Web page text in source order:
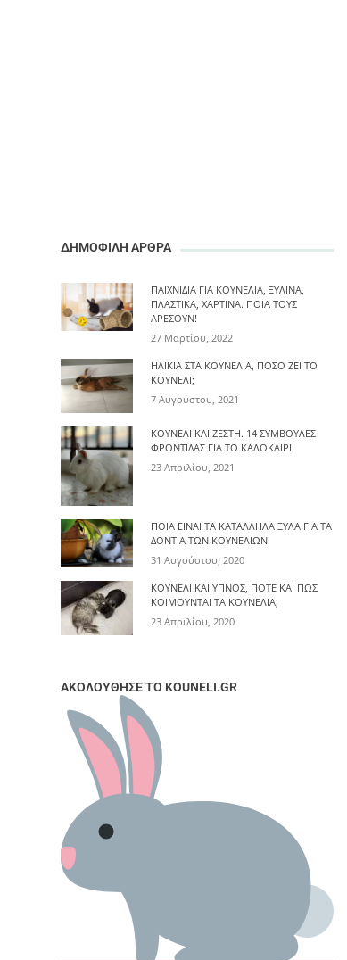
ΔΗΜΟΦΙΛΗ ΑΡΘΡΑ
ΠΑΙΧΝΊΔΙΑ ΓΙΑ ΚΟΥΝΈΛΙΑ, ΞΎΛΙΝΑ,
ΠΛΑΣΤΙΚΆ, ΧΆΡΤΙΝΑ. ΠΟΙΑ ΤΟΥΣ
ΑΡΈΣΟΥΝ!
27 Μαρτίου, 2022
ΗΛΙΚΊΑ ΣΤΑ ΚΟΥΝΈΛΙΑ, ΠΌΣΟ ΖΕΙ ΤΟ
ΚΟΥΝΈΛΙ;
7 Αυγούστου, 2021
ΚΟΥΝΈΛΙ ΚΑΙ ΖΈΣΤΗ. 14 ΣΥΜΒΟΥΛΈΣ
ΦΡΟΝΤΊΔΑΣ ΓΙΑ ΤΟ ΚΑΛΟΚΑΊΡΙ
23 Απριλίου, 2021
ΠΟΙΑ ΕΊΝΑΙ ΤΑ ΚΑΤΆΛΛΗΛΑ ΞΎΛΑ ΓΙΑ ΤΑ
ΔΌΝΤΙΑ ΤΩΝ ΚΟΥΝΕΛΙΏΝ
31 Αυγούστου, 2020
ΚΟΥΝΈΛΙ ΚΑΙ ΎΠΝΟΣ, ΠΌΤΕ ΚΑΙ ΠΩΣ
ΚΟΙΜΟΎΝΤΑΙ ΤΑ ΚΟΥΝΈΛΙΑ;
23 Απριλίου, 2020
ΑΚΟΛΟΥΘΗΣΕ ΤΟ KOUNELI.GR